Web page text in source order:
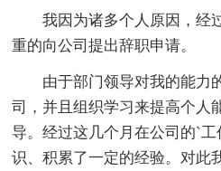
我因为诸多个人原因，经
重的向公司提出辞职申请。
由于部门领导对我的能力
司，并且组织学习来提高个人
导。经过这几个月在公司的`
识、积累了一定的经验。对此